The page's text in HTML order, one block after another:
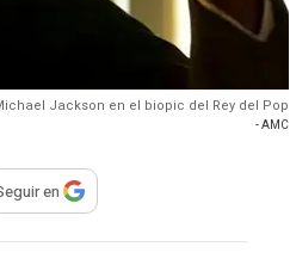
Jackson en el biopic del Rey del Pop
- AMC
compartir
en